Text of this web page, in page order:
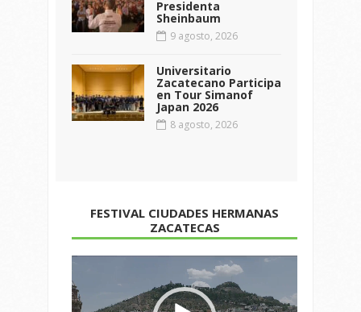
Presidenta
Sheinbaum
9 agosto, 2026
Universitario
Zacatecano Participa
en Tour Simanof
Japan 2026
8 agosto, 2026
FESTIVAL CIUDADES HERMANAS
ZACATECAS
de
vídeo